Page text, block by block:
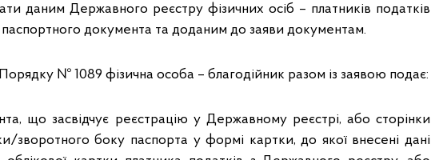
даним Державного реєстру фізичних осіб – платників податків
документа та доданим до заяви документам.
Порядку № 1089 фізична особа – благодійник разом із заявою подає:
що засвідчує реєстрацію у Державному реєстрі, або сторінки
зворотного боку паспорта у формі картки, до якої внесені дані